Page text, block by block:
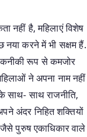
नहीं है, महिलाएं विशेष
करने में भी सक्षम हैं.
रूप से कमजोर
ने अपना नाम नहीं
साथ- साथ राजनीति,
अंदर निहित शक्तियों
पुरुष एकाधिकार वाले